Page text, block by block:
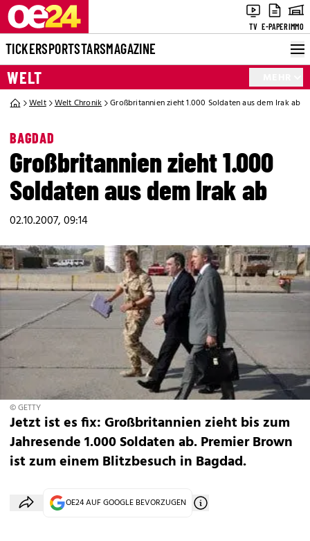
TV E-PAPERIMMO
TICKERSPORTSTARSMAGAZINE
WELT
Welt Welt Chronik Großbritannien zieht 1.000 Soldaten aus dem Irak ab
BAGDAD
Großbritannien zieht 1.000
Soldaten aus dem Irak ab
02.10.2007, 09:14
© GETTY
Jetzt ist es fix: Großbritannien zieht bis zum
Jahresende 1.000 Soldaten ab. Premier Brown
ist zum einem Blitzbesuch in Bagdad.
OE24 AUF GOOGLE BEVORZUGEN